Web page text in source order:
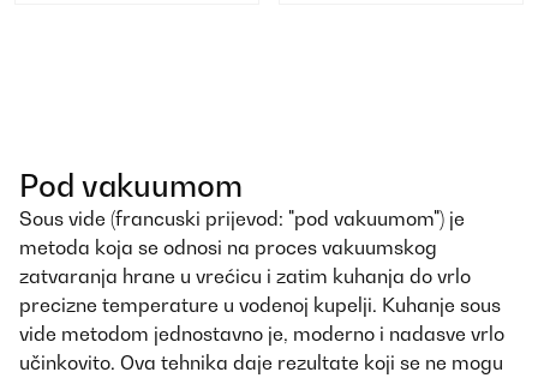
Pod vakuumom
Sous vide (francuski prijevod: "pod vakuumom") je
metoda koja se odnosi na proces vakuumskog
zatvaranja hrane u vrećicu i zatim kuhanja do vrlo
precizne temperature u vodenoj kupelji. Kuhanje sous
vide metodom jednostavno je, moderno i nadasve vrlo
učinkovito. Ova tehnika daje rezultate koji se ne mogu